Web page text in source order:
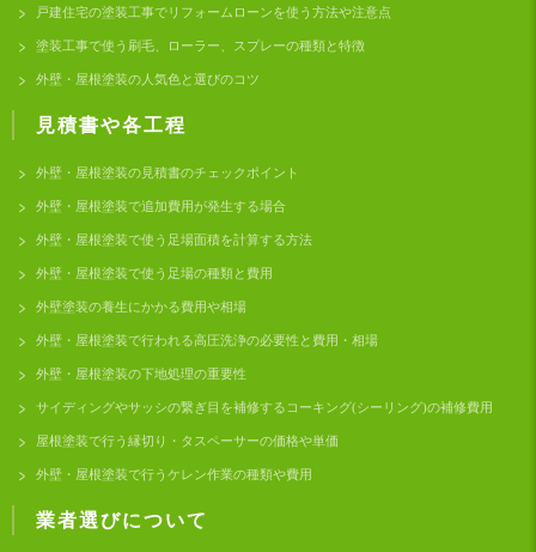
戸建住宅の塗装工事でリフォームローンを使う方法や注意点
塗装工事で使う刷毛、ローラー、スプレーの種類と特徴
外壁・屋根塗装の人気色と選びのコツ
見積書や各工程
外壁・屋根塗装の見積書のチェックポイント
外壁・屋根塗装で追加費用が発生する場合
外壁・屋根塗装で使う足場面積を計算する方法
外壁・屋根塗装で使う足場の種類と費用
外壁塗装の養生にかかる費用や相場
外壁・屋根塗装で行われる高圧洗浄の必要性と費用・相場
外壁・屋根塗装の下地処理の重要性
サイディングやサッシの繋ぎ目を補修するコーキング(シーリング)の補修費用
屋根塗装で行う縁切り・タスペーサーの価格や単価
外壁・屋根塗装で行うケレン作業の種類や費用
業者選びについて